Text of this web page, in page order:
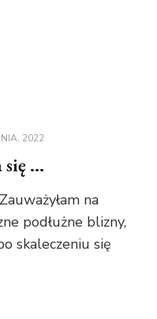
2022
się …
na
podłużne blizny,
skaleczeniu się